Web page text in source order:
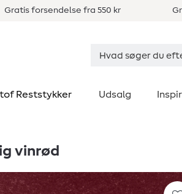
Gratis forsendelse fra 550 kr
Reststykker Udsalg
vinrød